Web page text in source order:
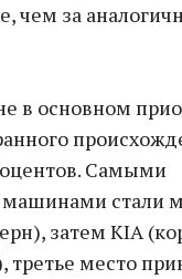
чем за
в основном
Самыми
стали
затем KIA
третье место